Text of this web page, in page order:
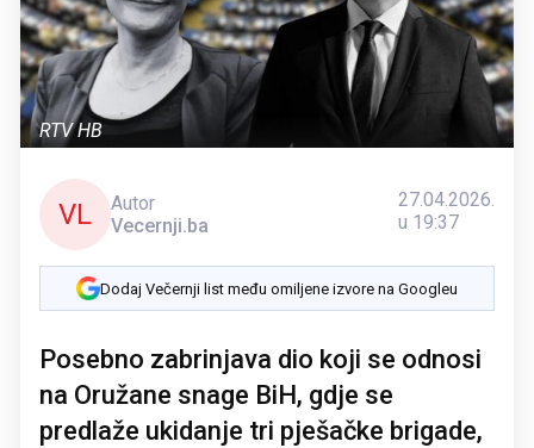
RTV HB
VL
Autor
Vecernji.ba
27.04.2026.
u 19:37
Dodaj Večernji list među omiljene izvore na Googleu
Posebno zabrinjava dio koji se odnosi
na Oružane snage BiH, gdje se
predlaže ukidanje tri pješačke brigade,